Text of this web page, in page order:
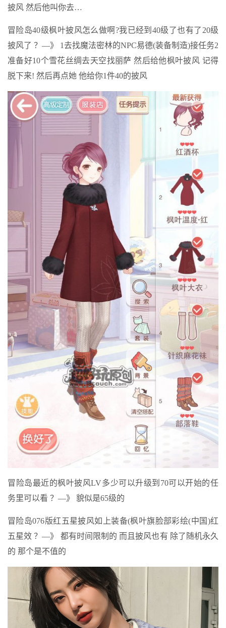
披风 然后他叫你去…
冒险岛40级枫叶披风怎么做啊?我已经到40级了也有了20级
披风了 ？—》 1去找魔法密林的NPC易德(装备制造)接任务2
准备好10个雪花丝绸去天空找丽萨 然后给他枫叶披风 记得
脱下来! 然后再点她 他给你1件40的披风
冒险岛最近的枫叶披风LV多少可以升级到70可以开始的任
务里可以看 ？—》 貌似是65级的
冒险岛076版红五星披风如上装备(枫叶旗脸部彩绘(中国)红
五星效 ？—》 都有时间限制的 而且披风也有 除了随机永久
的 那个是不值的